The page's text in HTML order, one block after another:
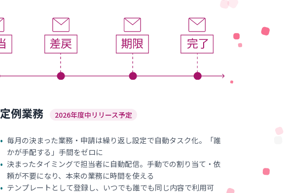
定例業務 2026年度中リリース予定
• 毎月の決まった業務・申請は繰り返し設定で自動タスク化。「誰
かが手配する」手間をゼロに
• 決まったタイミングで担当者に自動配信。手動での割り当て・依
頼が不要になり、本来の業務に時間を使える
• テンプレートとして登録し、いつでも誰でも同じ内容で利用可